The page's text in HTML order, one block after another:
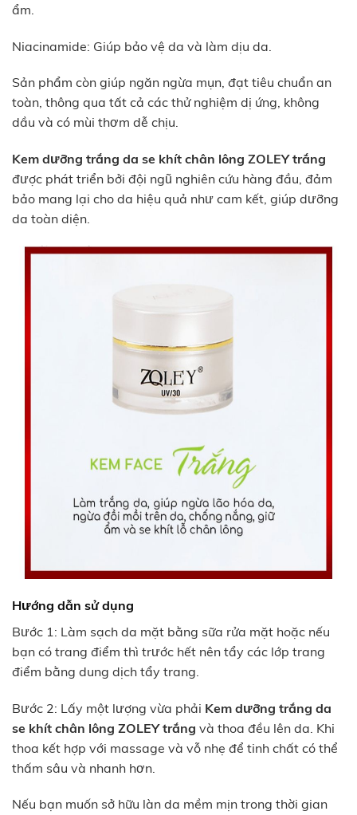
ẩm.
Niacinamide: Giúp bảo vệ da và làm dịu da.
Sản phẩm còn giúp ngăn ngừa mụn, đạt tiêu chuẩn an
toàn, thông qua tất cả các thử nghiệm dị ứng, không
dầu và có mùi thơm dễ chịu.
Kem dưỡng trắng da se khít chân lông ZOLEY trắng
được phát triển bởi đội ngũ nghiên cứu hàng đầu, đảm
bảo mang lại cho da hiệu quả như cam kết, giúp dưỡng
da toàn diện.
Hướng dẫn sử dụng
Bước 1: Làm sạch da mặt bằng sữa rửa mặt hoặc nếu
bạn có trang điểm thì trước hết nên tẩy các lớp trang
điểm bằng dung dịch tẩy trang.
Bước 2: Lấy một lượng vừa phải Kem dưỡng trắng da
se khít chân lông ZOLEY trắng và thoa đều lên da. Khi
thoa kết hợp với massage và vỗ nhẹ để tinh chất có thể
thấm sâu và nhanh hơn.
Nếu bạn muốn sở hữu làn da mềm mịn trong thời gian